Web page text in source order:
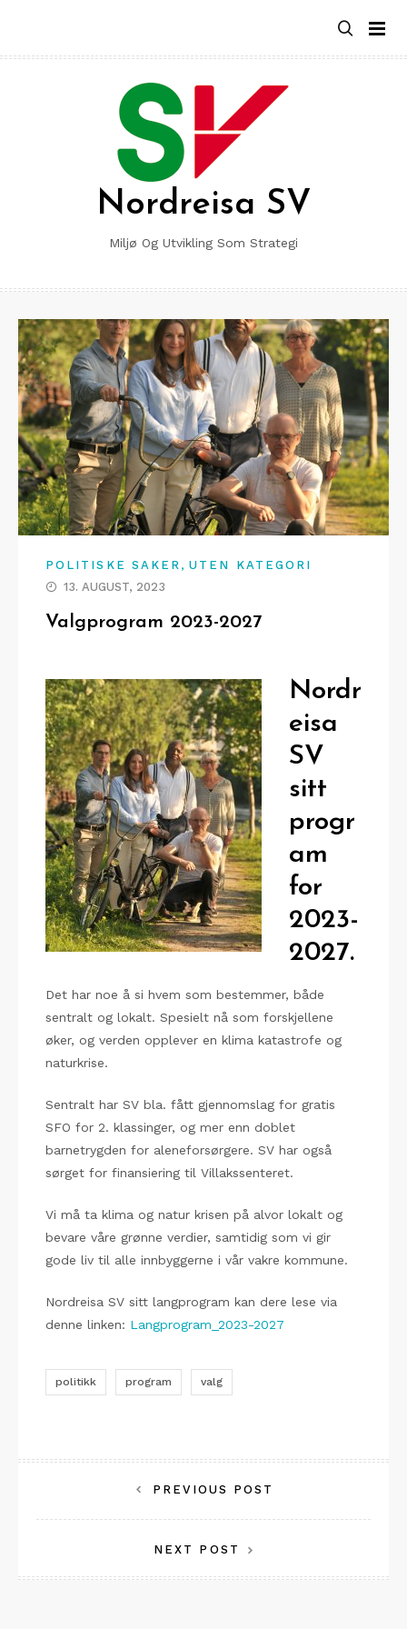
content
Nordreisa SV
Miljø Og Utvikling Som Strategi
POLITISKE SAKER ,UTEN KATEGORI
13. AUGUST, 2023
Valgprogram 2023-2027
Nordr
eisa
SV
sitt
progr
am
for
2023-
2027.
Det har noe å si hvem som bestemmer, både
sentralt og lokalt. Spesielt nå som forskjellene
øker, og verden opplever en klima katastrofe og
naturkrise.
Sentralt har SV bla. fått gjennomslag for gratis
SFO for 2. klassinger, og mer enn doblet
barnetrygden for aleneforsørgere. SV har også
sørget for finansiering til Villakssenteret.
Vi må ta klima og natur krisen på alvor lokalt og
bevare våre grønne verdier, samtidig som vi gir
gode liv til alle innbyggerne i vår vakre kommune.
Nordreisa SV sitt langprogram kan dere lese via
denne linken: Langprogram_2023-2027
politikk program valg
Innleggsnavigasjon
PREVIOUS POST
NEXT POST